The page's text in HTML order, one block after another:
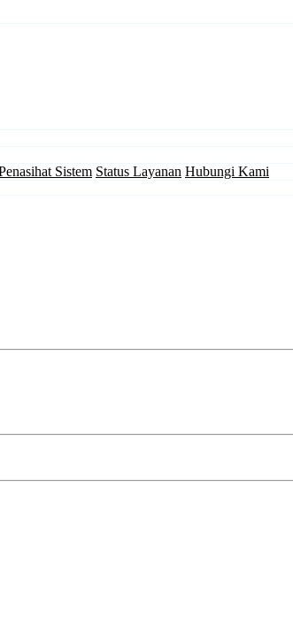
Sistem Status Layanan Hubungi Kami